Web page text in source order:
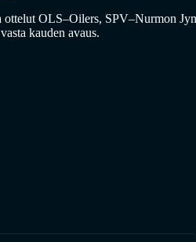
ottelut OLS–Oilers, SPV–Nurmon
kauden avaus.